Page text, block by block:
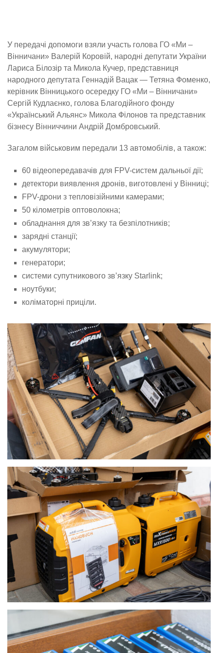
У передачі допомоги взяли участь голова ГО «Ми –
Вінничани» Валерій Коровій, народні депутати України
Лариса Білозір та Микола Кучер, представниця
народного депутата Геннадій Вацак — Тетяна Фоменко,
керівник Вінницького осередку ГО «Ми – Вінничани»
Сергій Кудлаєнко, голова Благодійного фонду
«Український Альянс» Микола Філонов та представник
бізнесу Вінниччини Андрій Домбровський.
Загалом військовим передали 13 автомобілів, а також:
60 відеопередавачів для FPV-систем дальньої дії;
детектори виявлення дронів, виготовлені у Вінниці;
FPV-дрони з тепловізійними камерами;
50 кілометрів оптоволокна;
обладнання для зв’язку та безпілотників;
зарядні станції;
акумулятори;
генератори;
системи супутникового зв’язку Starlink;
ноутбуки;
коліматорні приціли.